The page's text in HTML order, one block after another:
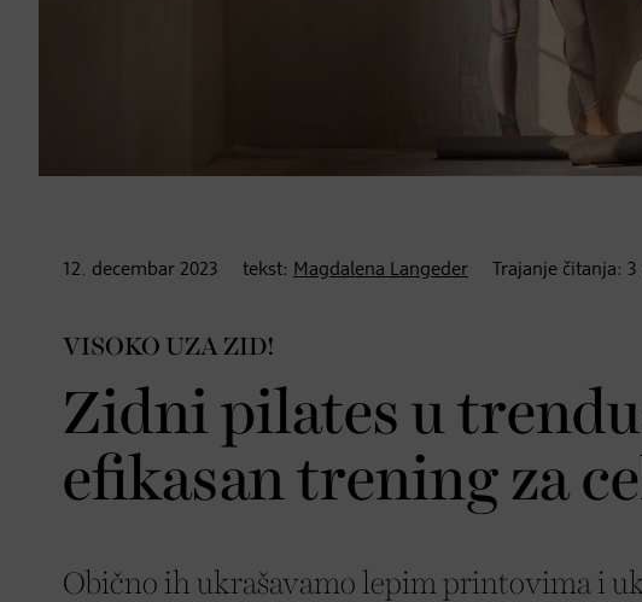
12. decembar 2023 tekst: Magdalena Langeder Trajanje čitanja: 3
VISOKO UZA ZID!
Zidni pilates u
efikasan trening za
Obično ih ukrašavamo lepim printovima i